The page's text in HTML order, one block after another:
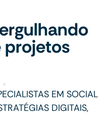
projetos
EM SOCIAL
DIGITAIS,